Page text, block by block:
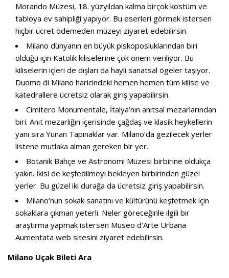
Morando Müzesi, 18. yüzyıldan kalma birçok kostüm ve
tabloya ev sahipliği yapıyor. Bu eserleri görmek istersen
hiçbir ücret ödemeden müzeyi ziyaret edebilirsin.
Milano dünyanın en büyük piskoposluklarından biri
olduğu için Katolik kiliselerine çok önem veriliyor. Bu
kiliselerin içleri de dışları da hayli sanatsal ögeler taşıyor.
Duomo di Milano haricindeki hemen hemen tüm kilise ve
katedrallere ücretsiz olarak giriş yapabilirsin.
Cimitero Monumentale, İtalya’nın anıtsal mezarlarından
biri. Anıt mezarlığın içerisinde çağdaş ve klasik heykellerin
yanı sıra Yunan Tapınaklar var. Milano’da gezilecek yerler
listene mutlaka alman gereken bir yer.
Botanik Bahçe ve Astronomi Müzesi birbirine oldukça
yakın. İkisi de keşfedilmeyi bekleyen birbirinden güzel
yerler. Bu güzel iki durağa da ücretsiz giriş yapabilirsin.
Milano’nun sokak sanatını ve kültürünü keşfetmek için
sokaklara çıkman yeterli. Neler göreceğinle ilgili bir
araştırma yapmak istersen Museo d’Arte Urbana
Aumentata web sitesini ziyaret edebilirsin.
Milano Uçak Bileti Ara